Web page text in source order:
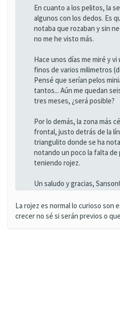
En cuanto a los pelitos, la
algunos con los dedos. Es
notaba que rozaban y sin
no me he visto más.
Hace unos días me miré y
finos de varios milimetros
Pensé que serían pelos
tantos... Aún me quedan
tres meses, ¿será posible?
Por lo demás, la zona más
frontal, justo detrás de la
triangulito donde se ha
notando un poco la falta de
teniendo rojez.
Un saludo y gracias,
La rojez es normal lo curioso son
crecer no sé si serán previos o